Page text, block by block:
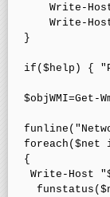
Write-
Write-
}
if($help) {
$objWMI=Get-
foreach($net
{
Write-Host